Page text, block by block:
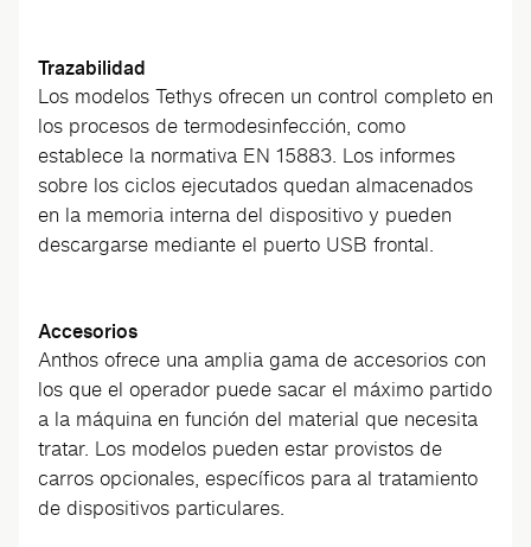
Trazabilidad
Los modelos Tethys ofrecen un control completo en
los procesos de termodesinfección, como
establece la normativa EN 15883. Los informes
sobre los ciclos ejecutados quedan almacenados
en la memoria interna del dispositivo y pueden
descargarse mediante el puerto USB frontal.
Accesorios
Anthos ofrece una amplia gama de accesorios con
los que el operador puede sacar el máximo partido
a la máquina en función del material que necesita
tratar. Los modelos pueden estar provistos de
carros opcionales, específicos para al tratamiento
de dispositivos particulares.